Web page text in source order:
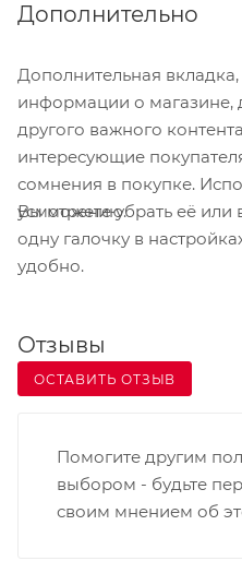
рабочем месте кассира;
и без
Дополнительно
Дополнительная
информации о магазине,
другого важного
интересующие
сомнения в покупке.
усмотрению.
Вы можете убрать её или
одну галочку в
удобно.
Отзывы
ОСТАВИТЬ ОТЗЫВ
Помогите другим
выбором - будьте
своим мнением об